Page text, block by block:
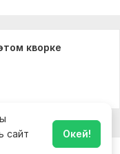
кворке
сайт
Окей!